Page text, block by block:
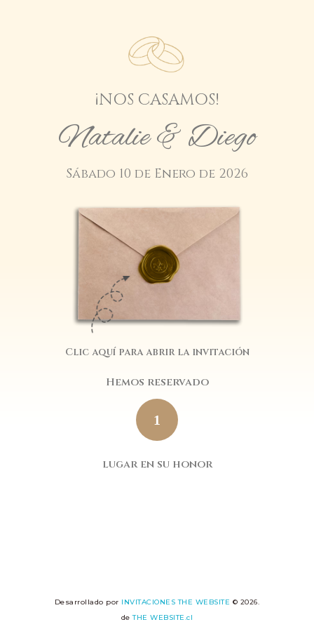
¡NOS CASAMOS!
Natalie & Diego
Sábado 10 de Enero de 2026
Clic aquí para abrir la invitación
Hemos reservado
1
lugar en su honor
Desarrollado por INVITACIONES THE WEBSITE © 2026.
deTHE WEBSITE.cl